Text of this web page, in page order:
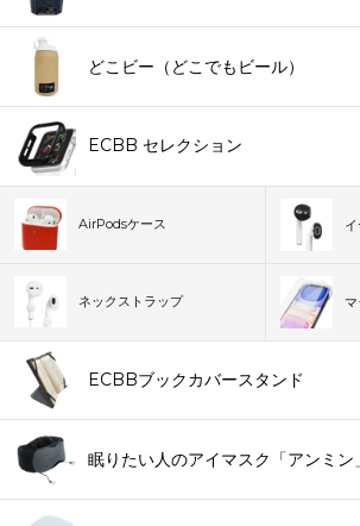
どこビー（どこでもビール）
ECBB セレクション
AirPodsケース
ネックストラップ
ECBBブックカバースタンド
眠りたい人のアイマスク「アンミン」